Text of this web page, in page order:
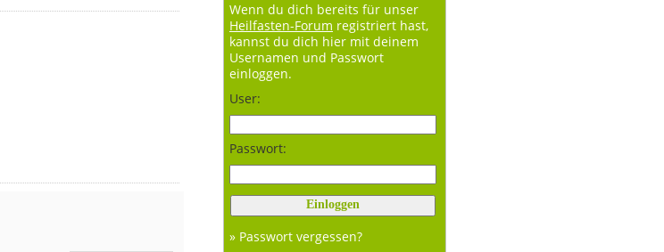
Wenn du dich bereits für unser
Heilfasten-Forum registriert hast,
kannst du dich hier mit deinem
Usernamen und Passwort
einloggen.
User:
Passwort:
» Passwort vergessen?